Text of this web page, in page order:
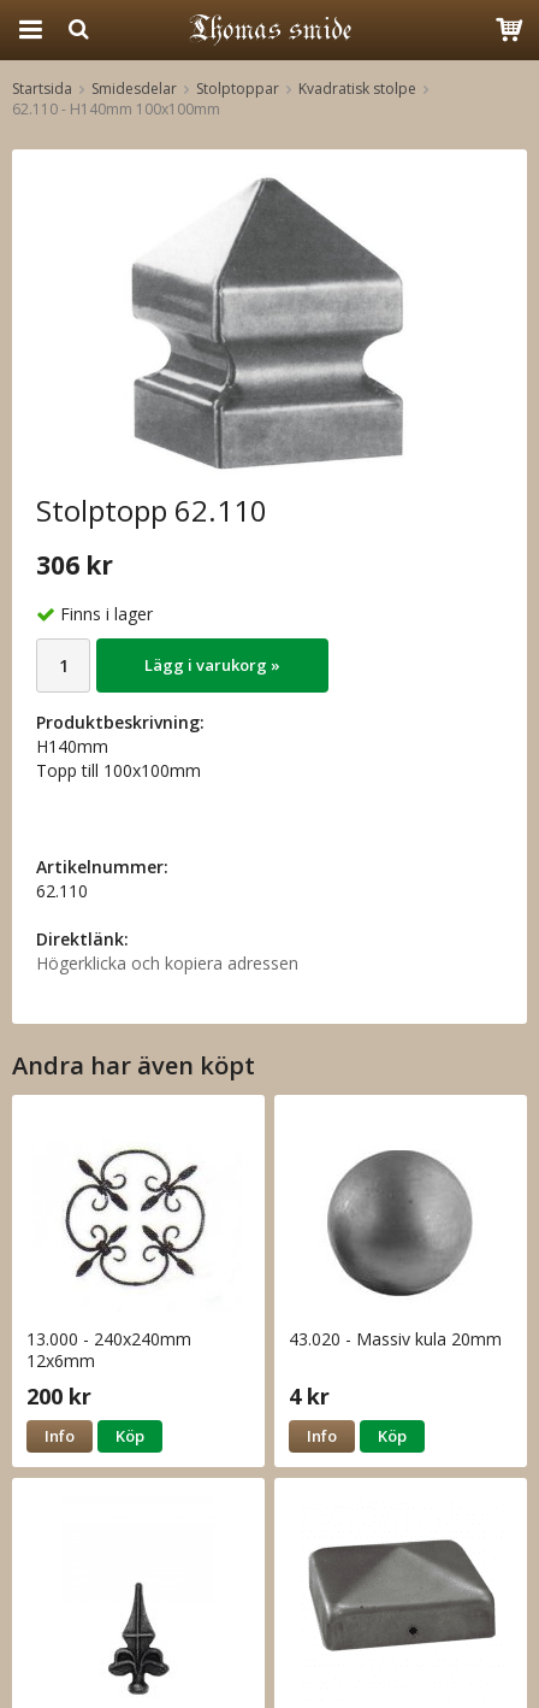
Produkten har blivit tillagd i varukorgen
Startsida Smidesdelar Stolptoppar
Kvadratisk stolpe
62.110 - H140mm 100x100mm
Stolptopp 62.110
306 kr
Finns i lager
Lägg i varukorg »
Produktbeskrivning:
H140mm
Topp till 100x100mm
Artikelnummer:
62.110
Direktlänk:
Högerklicka och kopiera adressen
Andra har även köpt
13.000 - 240x240mm
12x6mm
200 kr
Info Köp
43.020 - Massiv kula 20mm
4 kr
Info Köp